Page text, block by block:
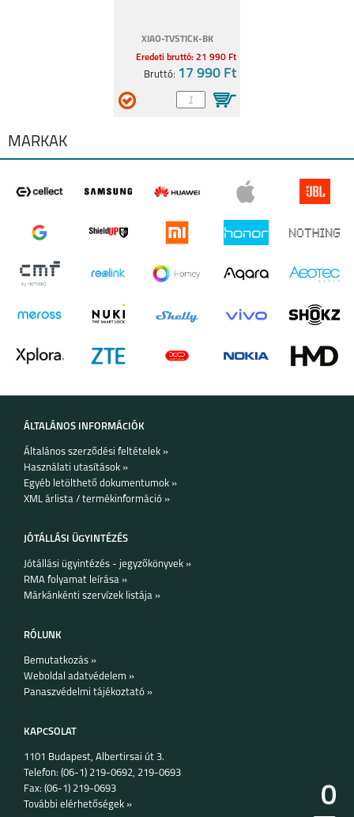
XIAO-TVSTICK-BK
Eredeti bruttó: 21 990 Ft
Bruttó: 17 990 Ft
MÁRKÁK
ÁLTALÁNOS INFORMÁCIÓK
Általános szerződési feltételek »
Használati utasítások »
Egyéb letölthető dokumentumok »
XML árlista / termékinformáció »
JÓTÁLLÁSI ÜGYINTÉZÉS
Jótállási ügyintézés - jegyzőkönyvek »
RMA folyamat leírása »
Márkánkénti szervízek listája »
RÓLUNK
Bemutatkozás »
Weboldal adatvédelem »
Panaszvédelmi tájékoztató »
KAPCSOLAT
1101 Budapest, Albertirsai út 3.
Telefon: (06-1) 219-0692, 219-0693
Fax: (06-1) 219-0693
További elérhetőségek »
0